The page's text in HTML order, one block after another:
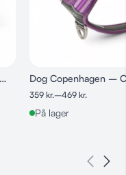
Dog Copenhagen –
Sele
359kr.–469kr.
På lager